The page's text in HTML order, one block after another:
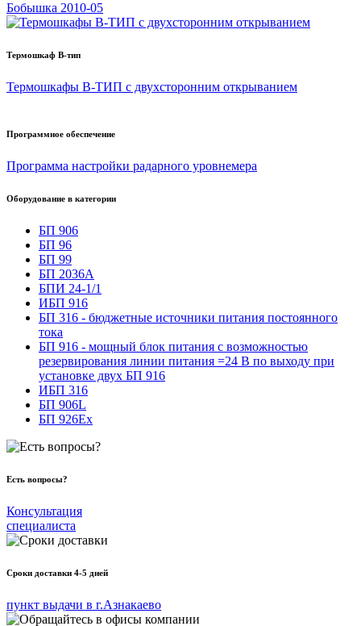
Бобышка 2010-05
Термошкаф B-тип
Термошкафы В-ТИП с двухсторонним открыванием
Программное обеспечение
Программа настройки радарного уровнемера
Оборудование в категории
БП 906
БП 96
БП 99
БП 2036А
БПИ 24-1/1
ИБП 916
БП 316 - бюджетные источники питания постоянного
тока
БП 916 - мощный блок питания с возможностью
резервирования линии питания =24 В по выходу при
установке двух БП 916
ИБП 316
БП 906L
БП 926Ex
Есть вопросы?
Консультация
специалиста
Сроки доставки 4-5 дней
пункт выдачи в г.Азнакаево